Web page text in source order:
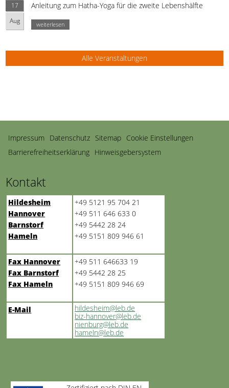
17
Aug
Anleitung zum Hatha-Yoga für die zweite Lebenshälfte
weiterlesen
Alle Veranstaltungen
Navigation
überspringen
Impressum Datenschutz Sitemap Cookie Einstellungen
Barrierefreiheitserklärung Hinweisgebersystem
Kontakt
Hildesheim
Hannover
Barnstorf
Hameln
+49 5121 95 704 21
+49 511 646 633 0
+49 5442 28 24
+49 5151 809 946 61
Fax Hannover
Fax Barnstorf
Fax Hameln
+49 511 646633 19
+49 5442 28 25
+49 5151 809 946 69
E-Mail
hildesheim@leb.de
biz-hannover@leb.de
nienburg@leb.de
hameln@leb.de